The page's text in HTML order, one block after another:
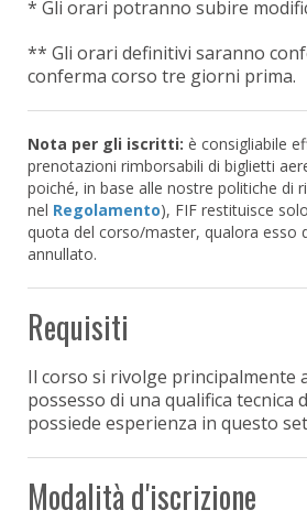
* Gli orari potranno subire
** Gli orari definitivi saranno
conferma corso tre giorni prima.
Nota per gli iscritti: è consigliabile
prenotazioni rimborsabili di biglietti
poiché, in base alle nostre politiche di
nel Regolamento), FIF restituisce
quota del corso/master, qualora esso
annullato.
Requisiti
Il corso si rivolge principalmente
possesso di una qualifica tecnica
possiede esperienza in questo
Modalità d'iscrizione